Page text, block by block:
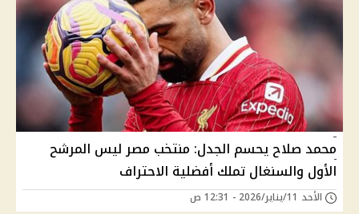
محمد صلاح يحسم الجدل: منتخب مصر ليس المرشح
الأول والسنغال تملك أفضلية الاحتراف
الأحد 11/يناير/2026 - 12:31 ص